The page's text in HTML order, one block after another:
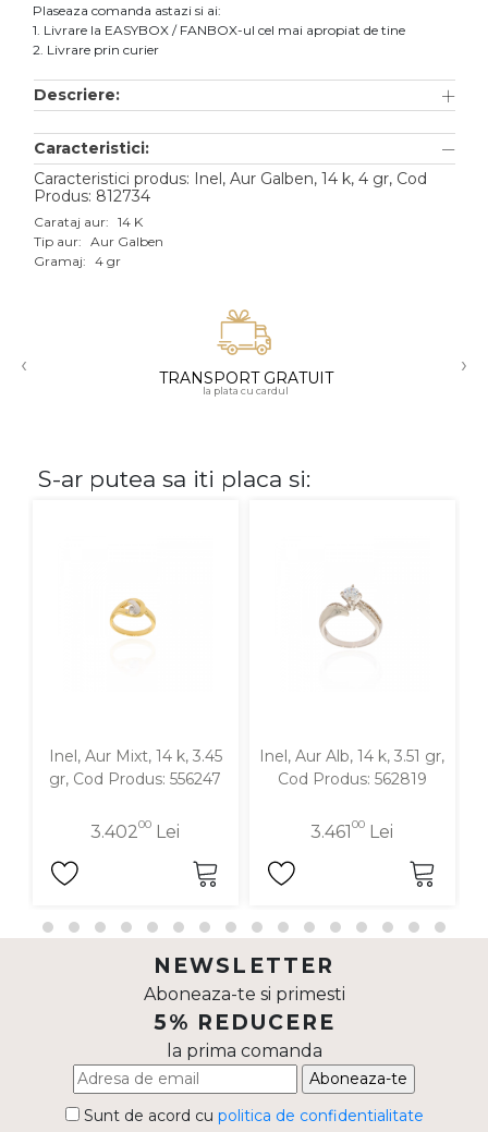
Accesorii
Aur alb
Aur roz
Aur mixt
18K
Plaseaza comanda astazi si ai:
1. Livrare la EASYBOX / FANBOX-ul cel mai apropiat de tine
2. Livrare prin curier
Descriere:
Caracteristici:
Caracteristici produs: Inel, Aur Galben, 14 k, 4 gr, Cod
Produs: 812734
Carataj aur: 14 K
Tip aur: Aur Galben
Gramaj: 4 gr
‹ TRANSPORT GRATUIT
la plata cu cardul
›
S-ar putea sa iti placa si:
Inel, Aur Mixt, 14 k, 3.45
gr, Cod Produs: 556247
3.40200 Lei
Inel, Aur Alb, 14 k, 3.51 gr,
Cod Produs: 562819
3.46100 Lei
NEWSLETTER
Aboneaza-te si primesti
5% REDUCERE
la prima comanda
Aboneaza-te
Sunt de acord cu politica de confidentialitate